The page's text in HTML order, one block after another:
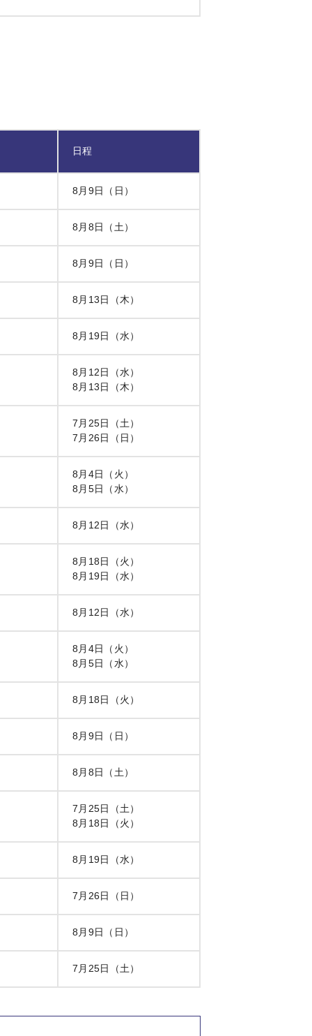
日程
8月9日（日）
8月8日（土）
8月9日（日）
8月13日（木）
8月19日（水）
8月12日（水）
8月13日（木）
7月25日（土）
7月26日（日）
8月4日（火）
8月5日（水）
8月12日（水）
8月18日（火）
8月19日（水）
8月12日（水）
8月4日（火）
8月5日（水）
8月18日（火）
8月9日（日）
8月8日（土）
7月25日（土）
8月18日（火）
8月19日（水）
7月26日（日）
8月9日（日）
7月25日（土）